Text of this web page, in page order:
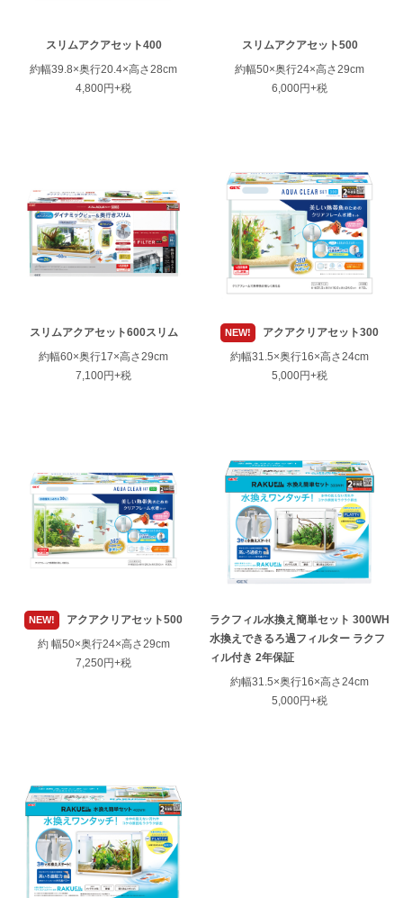
スリムアクアセット400
約幅39.8×奥行20.4×高さ28cm
4,800円+税
スリムアクアセット500
約幅50×奥行24×高さ29cm
6,000円+税
スリムアクアセット600スリム
約幅60×奥行17×高さ29cm
7,100円+税
NEW!
アクアクリアセット300
約幅31.5×奥行16×高さ24cm
5,000円+税
NEW!
アクアクリアセット500
約 幅50×奥行24×高さ29cm
7,250円+税
ラクフィル水換え簡単セット 300WH
水換えできるろ過フィルター ラクフ
ィル付き 2年保証
約幅31.5×奥行16×高さ24cm
5,000円+税